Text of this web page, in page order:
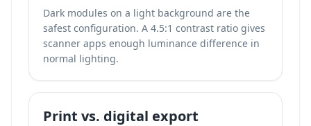
Dark modules on a light background are the
safest configuration. A 4.5:1 contrast ratio gives
scanner apps enough luminance difference in
normal lighting.
Print vs. digital export